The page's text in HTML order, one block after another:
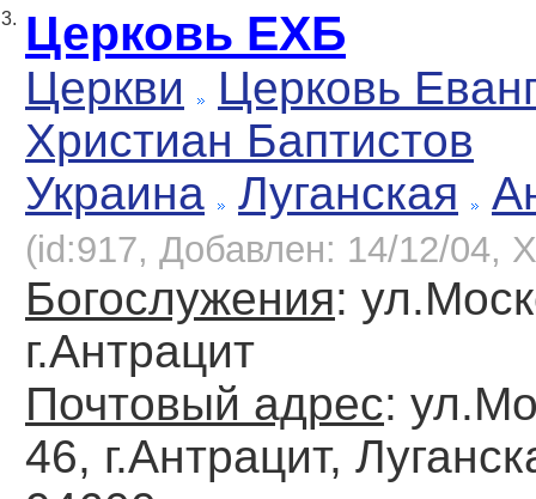
3. Церковь ЕХБ
Церкви
Церковь
Христиан Баптистов
Украина
Луганская
(id:917, Добавлен: 14/12/04,
Богослужения:
г.Антрацит
Почтовый адрес:
46, г.Антрацит,